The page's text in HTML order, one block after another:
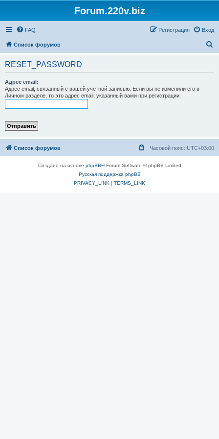
Forum.220v.biz
FAQ Вход
Регистрация
Список форумов
RESET_PASSWORD
Адрес email:
Адрес email, связанный с вашей учётной записью. Если вы не изменили его в
Личном разделе, то это адрес email, указанный вами при регистрации.
Список форумов Часовой пояс: UTC+03:00
Создано на основе phpBB® Forum Software © phpBB Limited
Русская поддержка phpBB
PRIVACY_LINK | TERMS_LINK